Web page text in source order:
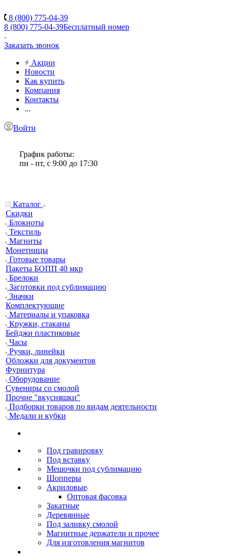
8 (800) 775-04-39
8 (800) 775-04-39Бесплатный номер
Заказать звонок
Акции
Новости
Как купить
Компания
Контакты
...
Войти
График работы:
пн - пт, с 9:00 до 17:30
Каталог
Скидки
Блокноты
Текстиль
Магниты
Монетницы
Готовые товары
Пакеты БОПП 40 мкр
Брелоки
Заготовки под сублимацию
Значки
Комплектующие
Материалы и упаковка
Кружки, стаканы
Бейджи пластиковые
Часы
Ручки, линейки
Обложки для документов
Фурнитура
Оборудование
Сувениры со смолой
Прочие "вкусняшки"
Подборки товаров по видам деятельности
Медали и кубки
Под гравировку
Под вставку
Мешочки под сублимацию
Шопперы
Акриловые
Оптовая фасовка
Закатные
Деревянные
Под заливку смолой
Магнитные держатели и прочее
Для изготовления магнитов